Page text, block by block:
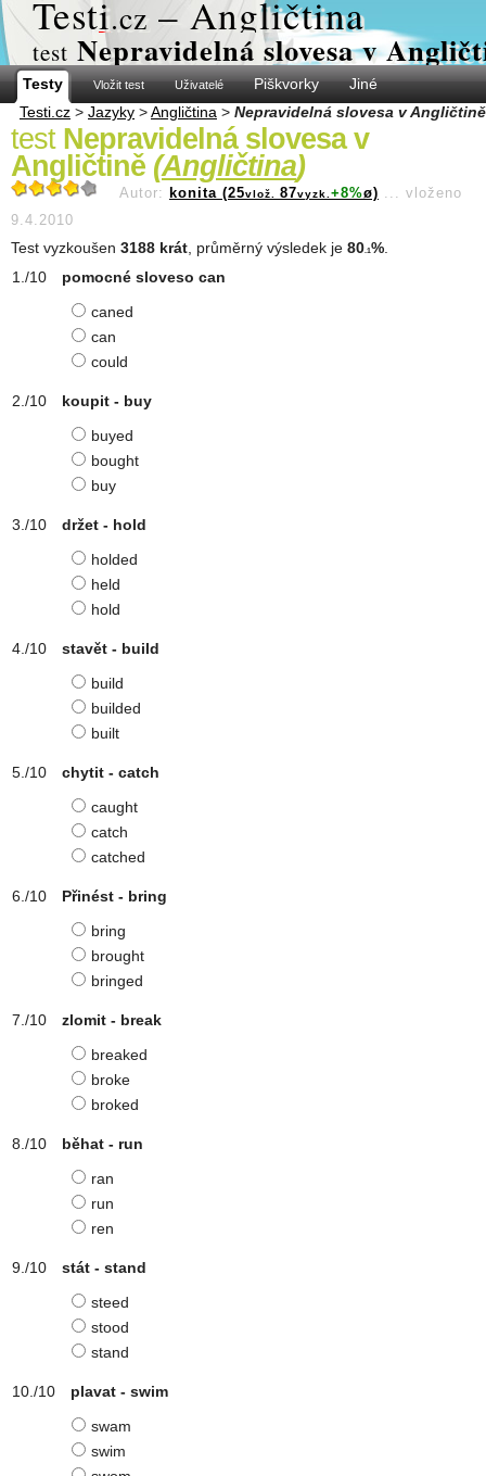
Testi.cz – Angličtina
test Nepravidelná slovesa v
Testy Vložit test Uživatelé Piškvorky
Jiné
Testi.cz > Jazyky >Angličtina > Nepravidelná slovesa v Angličtině
test Nepravidelná slovesa v
Angličtině (Angličtina)
Autor: konita (25vlož. 87vyzk. +8%ø) ... vloženo
9.4.2010
Test vyzkoušen 3188 krát , průměrný výsledek je 80 .1 %
pomocné sloveso can
caned
can
could
koupit - buy
buyed
bought
buy
držet - hold
holded
held
hold
stavět - build
build
builded
built
chytit - catch
caught
catch
catched
Přinést - bring
bring
brought
bringed
zlomit - break
breaked
broke
broked
běhat - run
ran
run
ren
stát - stand
steed
stood
stand
plavat - swim
swam
swim